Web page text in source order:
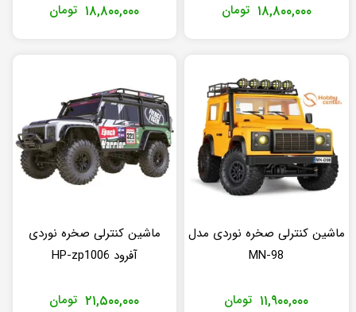
۱۸,۸۰۰,۰۰۰ تومان ۱۸,۸۰۰,۰۰۰ تومان
ماشین کنترلی صخره نوردی مدل
MN-98
۱۱,۹۰۰,۰۰۰ تومان
ماشین کنترلی صخره نوردی
آفرود HP-zp1006
۲۱,۵۰۰,۰۰۰ تومان